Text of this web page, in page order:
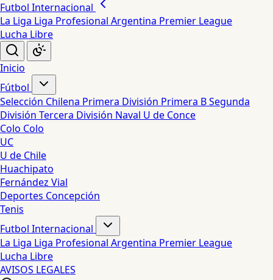
Futbol Internacional
La Liga Liga Profesional Argentina Premier League
Lucha Libre
Inicio
Fútbol
Selección Chilena Primera División Primera BSegunda
División Tercera División Naval U de Conce
Colo Colo
UC
U de Chile
Huachipato
Fernández Vial
Deportes Concepción
Tenis
Futbol Internacional
La Liga Liga Profesional Argentina Premier League
Lucha Libre
AVISOS LEGALES